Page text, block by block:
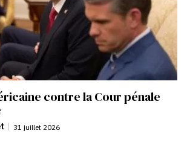
contre la Cour pénale
| 31 juillet 2026